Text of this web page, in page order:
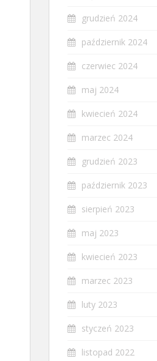
grudzień 2024
październik 2024
czerwiec 2024
maj 2024
kwiecień 2024
marzec 2024
grudzień 2023
październik 2023
sierpień 2023
maj 2023
kwiecień 2023
marzec 2023
luty 2023
styczeń 2023
listopad 2022